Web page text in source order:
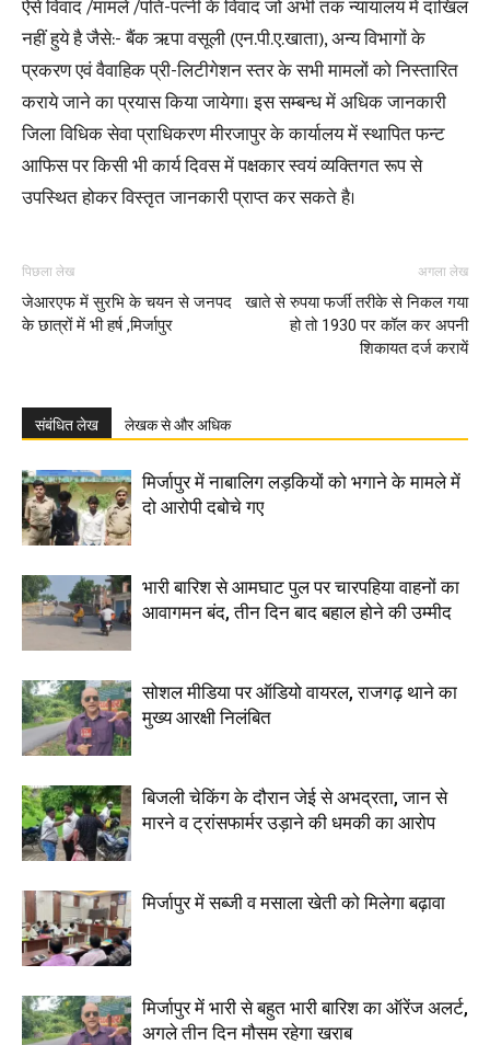
ऐसे विवाद /मामलें /पति-पत्नी के विवाद जो अभी तक न्यायालय में दाखिल
नहीं हुये है जैसे:- बैंक ऋपा वसूली (एन.पी.ए.खाता), अन्य विभागों के
प्रकरण एवं वैवाहिक प्री-लिटीगेशन स्तर के सभी मामलों को निस्तारित
कराये जाने का प्रयास किया जायेगा। इस सम्बन्ध में अधिक जानकारी
जिला विधिक सेवा प्राधिकरण मीरजापुर के कार्यालय में स्थापित फन्ट
आफिस पर किसी भी कार्य दिवस में पक्षकार स्वयं व्यक्तिगत रूप से
उपस्थित होकर विस्तृत जानकारी प्राप्त कर सकते है।
पिछला लेख
जेआरएफ में सुरभि के चयन से जनपद
के छात्रों में भी हर्ष ,मिर्जापुर
अगला लेख
खाते से रुपया फर्जी तरीके से निकल गया
हो तो 1930 पर कॉल कर अपनी
शिकायत दर्ज करायें
संबंधित लेख लेखक से और अधिक
मिर्जापुर में नाबालिग लड़कियों को भगाने के मामले में
दो आरोपी दबोचे गए
भारी बारिश से आमघाट पुल पर चारपहिया वाहनों का
आवागमन बंद, तीन दिन बाद बहाल होने की उम्मीद
सोशल मीडिया पर ऑडियो वायरल, राजगढ़ थाने का
मुख्य आरक्षी निलंबित
बिजली चेकिंग के दौरान जेई से अभद्रता, जान से
मारने व ट्रांसफार्मर उड़ाने की धमकी का आरोप
मिर्जापुर में सब्जी व मसाला खेती को मिलेगा बढ़ावा
मिर्जापुर में भारी से बहुत भारी बारिश का ऑरेंज अलर्ट,
अगले तीन दिन मौसम रहेगा खराब